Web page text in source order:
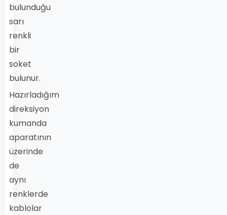
bulunduğu
sarı
renkli
bir
soket
bulunur.
Hazırladığım
direksiyon
kumanda
aparatının
üzerinde
de
aynı
renklerde
kablolar